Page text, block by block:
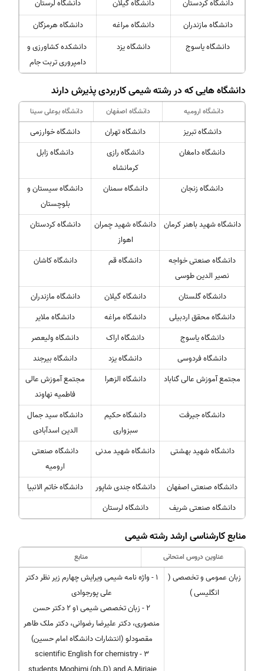
دانشگاه کردستان دانشگاه گیلان
دانشگاه لرستان
دانشگاه مازندران
دانشگاه مراغه
دانشگاه هرمزگان
دانشگاه یاسوج
دانشگاه یزد
دانشکده کشاورزی و
دامپروری تربت جام
دانشگاه هایی که در رشته شیمی کاربردی پذیرش دارند
دانشگاه ارومیه دانشگاه اصفهان دانشگاه بوعلی سینا
دانشگاه تبریز دانشگاه تهران
دانشگاه خوارزمی
دانشگاه دامغان
دانشگاه رازی
کرمانشاه
دانشگاه زابل
دانشگاه زنجان دانشگاه سمنان
دانشگاه سیستان و
بلوچستان
دانشگاه شهید باهنر کرمان
دانشگاه شهید چمران
اهواز
دانشگاه کردستان
دانشگاه صنعتی خواجه
نصیر الدین طوسی
دانشگاه قم دانشگاه کاشان
دانشگاه گلستان دانشگاه گیلان
دانشگاه مازندران
دانشگاه محقق اردبیلی
دانشگاه مراغه
دانشگاه ملایر
دانشگاه یاسوج
دانشگاه اراک
دانشگاه ولیعصر
دانشگاه فردوسی
دانشگاه یزد
دانشگاه بیرجند
مجتمع آموزش عالی گناباد
دانشگاه الزهرا
مجتمع آموزش عالی
فاطمیه نهاوند
دانشگاه جیرفت
دانشگاه حکیم
سبزواری
دانشگاه سید جمال
الدین اسدآبادی
دانشگاه شهید بهشتی
دانشگاه شهید مدنی
دانشگاه صنعتی
ارومیه
دانشگاه صنعتی اصفهان
دانشگاه جندی شاپور
دانشگاه خاتم الانبیا
دانشگاه صنعتی شریف
دانشگاه لرستان
منابع کارشناسی ارشد رشته شیمی
عناوین دروس امتحانی منابع
زبان عمومی و تخصصی (
انگلیسی )
1 - واژه نامه شیمی ویرایش چهارم زیر نظر دکتر
علی پورجوادی
2 - زبان تخصصی شیمی 1و 2 دکتر حسن
منصوری، دکتر علیرضا رضوانی، دکتر ملک طاهر
مقصودلو (انتشارات دانشگاه امام حسین)
3 - scientific English for chemistry